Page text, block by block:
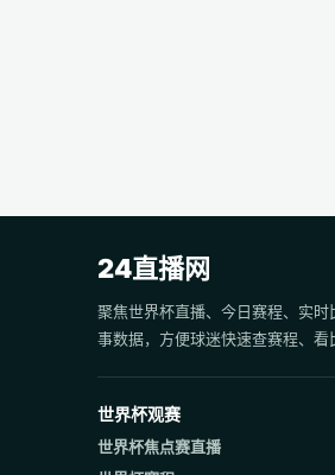
24直播网
聚焦世界杯直播、今日赛程、实
事数据，方便球迷快速查赛程、看
世界杯观赛
世界杯焦点赛直播